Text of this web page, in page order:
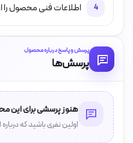
4 اطلاعات فنی محصول
پرسش و پاسخ درباره محصول
پرسش‌ها
هنوز پرسشی برای این
اولین نفری باشید که